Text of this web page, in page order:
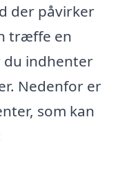
der påvirker
træffe en
indhenter
Nedenfor er
som kan